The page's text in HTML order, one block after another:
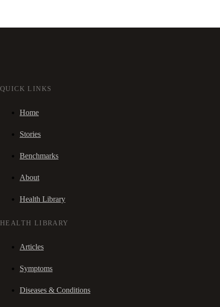
QUICK LINKS
Home
Stories
Benchmarks
About
Health Library
HEALTH LIBRARY
Articles
Symptoms
Diseases & Conditions